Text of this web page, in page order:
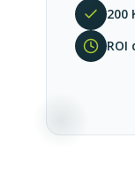
200
ROI